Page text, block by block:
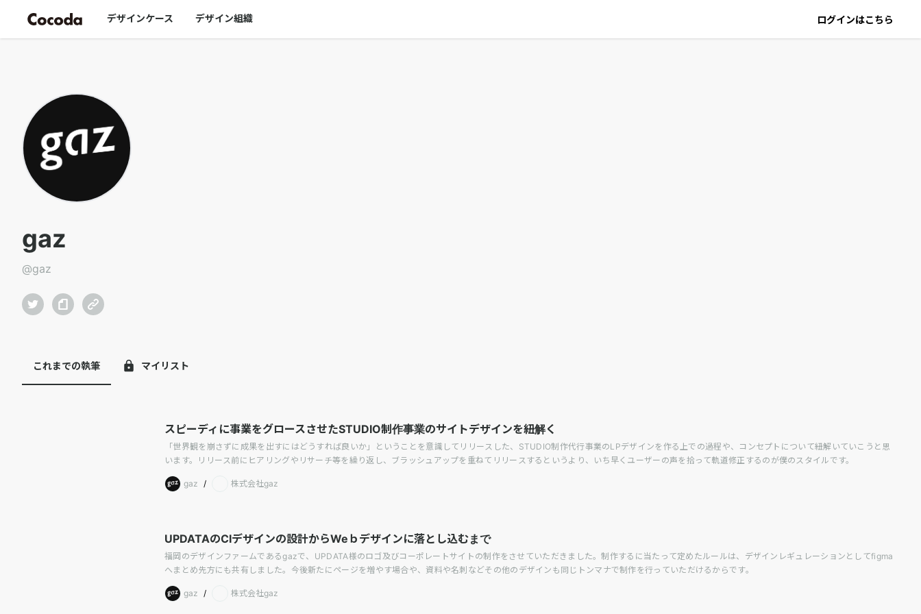
デザインケース デザイン組織 ログインはこちら
gaz
@gaz
マイリスト
これまでの執筆
スピーディに事業をグロースさせたSTUDIO制作事業のサイトデザインを紐解く
「世界観を崩さずに成果を出すにはどうすれば良いか」ということを意識してリリースした、STUDIO制作代行事業のLPデザインを作る上での過程や、コンセプトについて紐解いていこうと思
います。リリース前にヒアリングやリサーチ等を繰り返し、ブラッシュアップを重ねてリリースするというより、いち早くユーザーの声を拾って軌道修正するのが僕のスタイルです。
gaz / 株式会社gaz
UPDATAのCIデザインの設計からWeｂデザインに落とし込むまで
福岡のデザインファームであるgazで、UPDATA様のロゴ及びコーポレートサイトの制作をさせていただきました。制作するに当たって定めたルールは、デザインレギュレーションとしてfigma
へまとめ先方にも共有しました。今後新たにページを増やす場合や、資料や名刺などその他のデザインも同じトンマナで制作を行っていただけるからです。
gaz / 株式会社gaz